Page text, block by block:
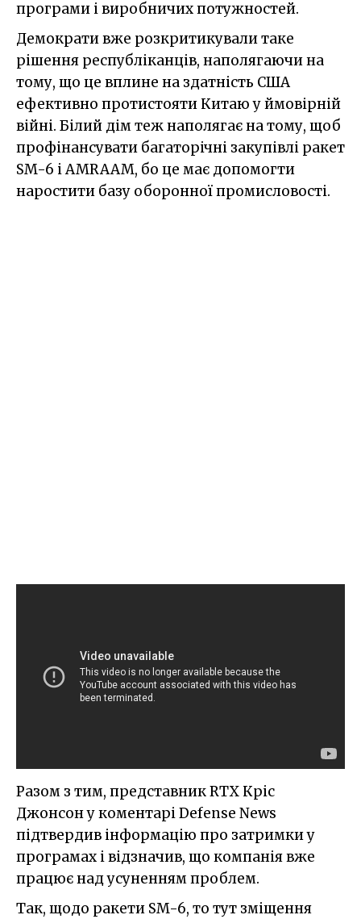
програми і виробничих потужностей.
Демократи вже розкритикували таке
рішення республіканців, наполягаючи на
тому, що це вплине на здатність США
ефективно протистояти Китаю у ймовірній
війні. Білий дім теж наполягає на тому, щоб
профінансувати багаторічні закупівлі ракет
SM-6 і AMRAAM, бо це має допомогти
наростити базу оборонної промисловості.
Разом з тим, представник RTX Кріс
Джонсон у коментарі Defense News
підтвердив інформацію про затримки у
програмах і відзначив, що компанія вже
працює над усуненням проблем.
Так, щодо ракети SM-6, то тут зміщення